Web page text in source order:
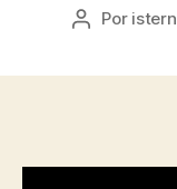
Autor
Por istern